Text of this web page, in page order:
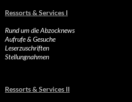
Ressorts & Services I
Rund um die Abzocknews
Aufrufe & Gesuche
Leserzuschriften
Stellungnahmen
Ressorts & Services II